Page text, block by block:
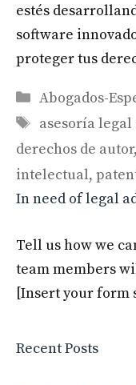
estés
software
proteger tus
Categories
Abogados-
Tags
asesoría
derechos de autor,
intelectual,
In need of legal
Tell us how we
team members
[Insert your form
Recent Posts